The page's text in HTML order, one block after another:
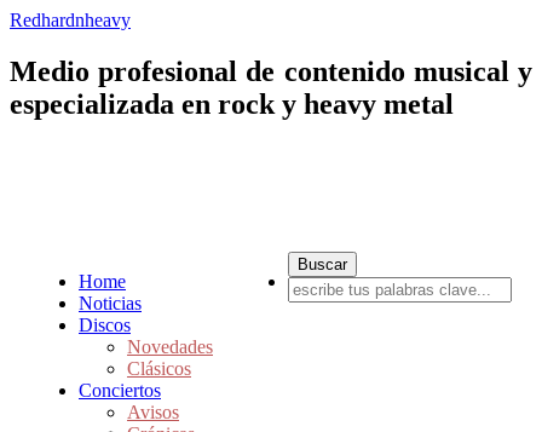
Redhardnheavy
Medio profesional de contenido musical y
especializada en rock y heavy metal
Home
Noticias
Discos
Novedades
Clásicos
Conciertos
Avisos